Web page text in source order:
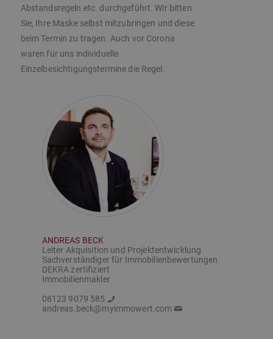
Abstandsregeln etc. durchgeführt. Wir bitten
Sie, Ihre Maske selbst mitzubringen und diese
beim Termin zu tragen. Auch vor Corona
waren für uns individuelle
Einzelbesichtigungstermine die Regel.
ANDREAS BECK
Leiter Akquisition und Projektentwicklung
Sachverständiger für Immobilienbewertungen
DEKRA zertifiziert
Immobilienmakler
08123 9079 585
andreas.beck@myimmowert.com